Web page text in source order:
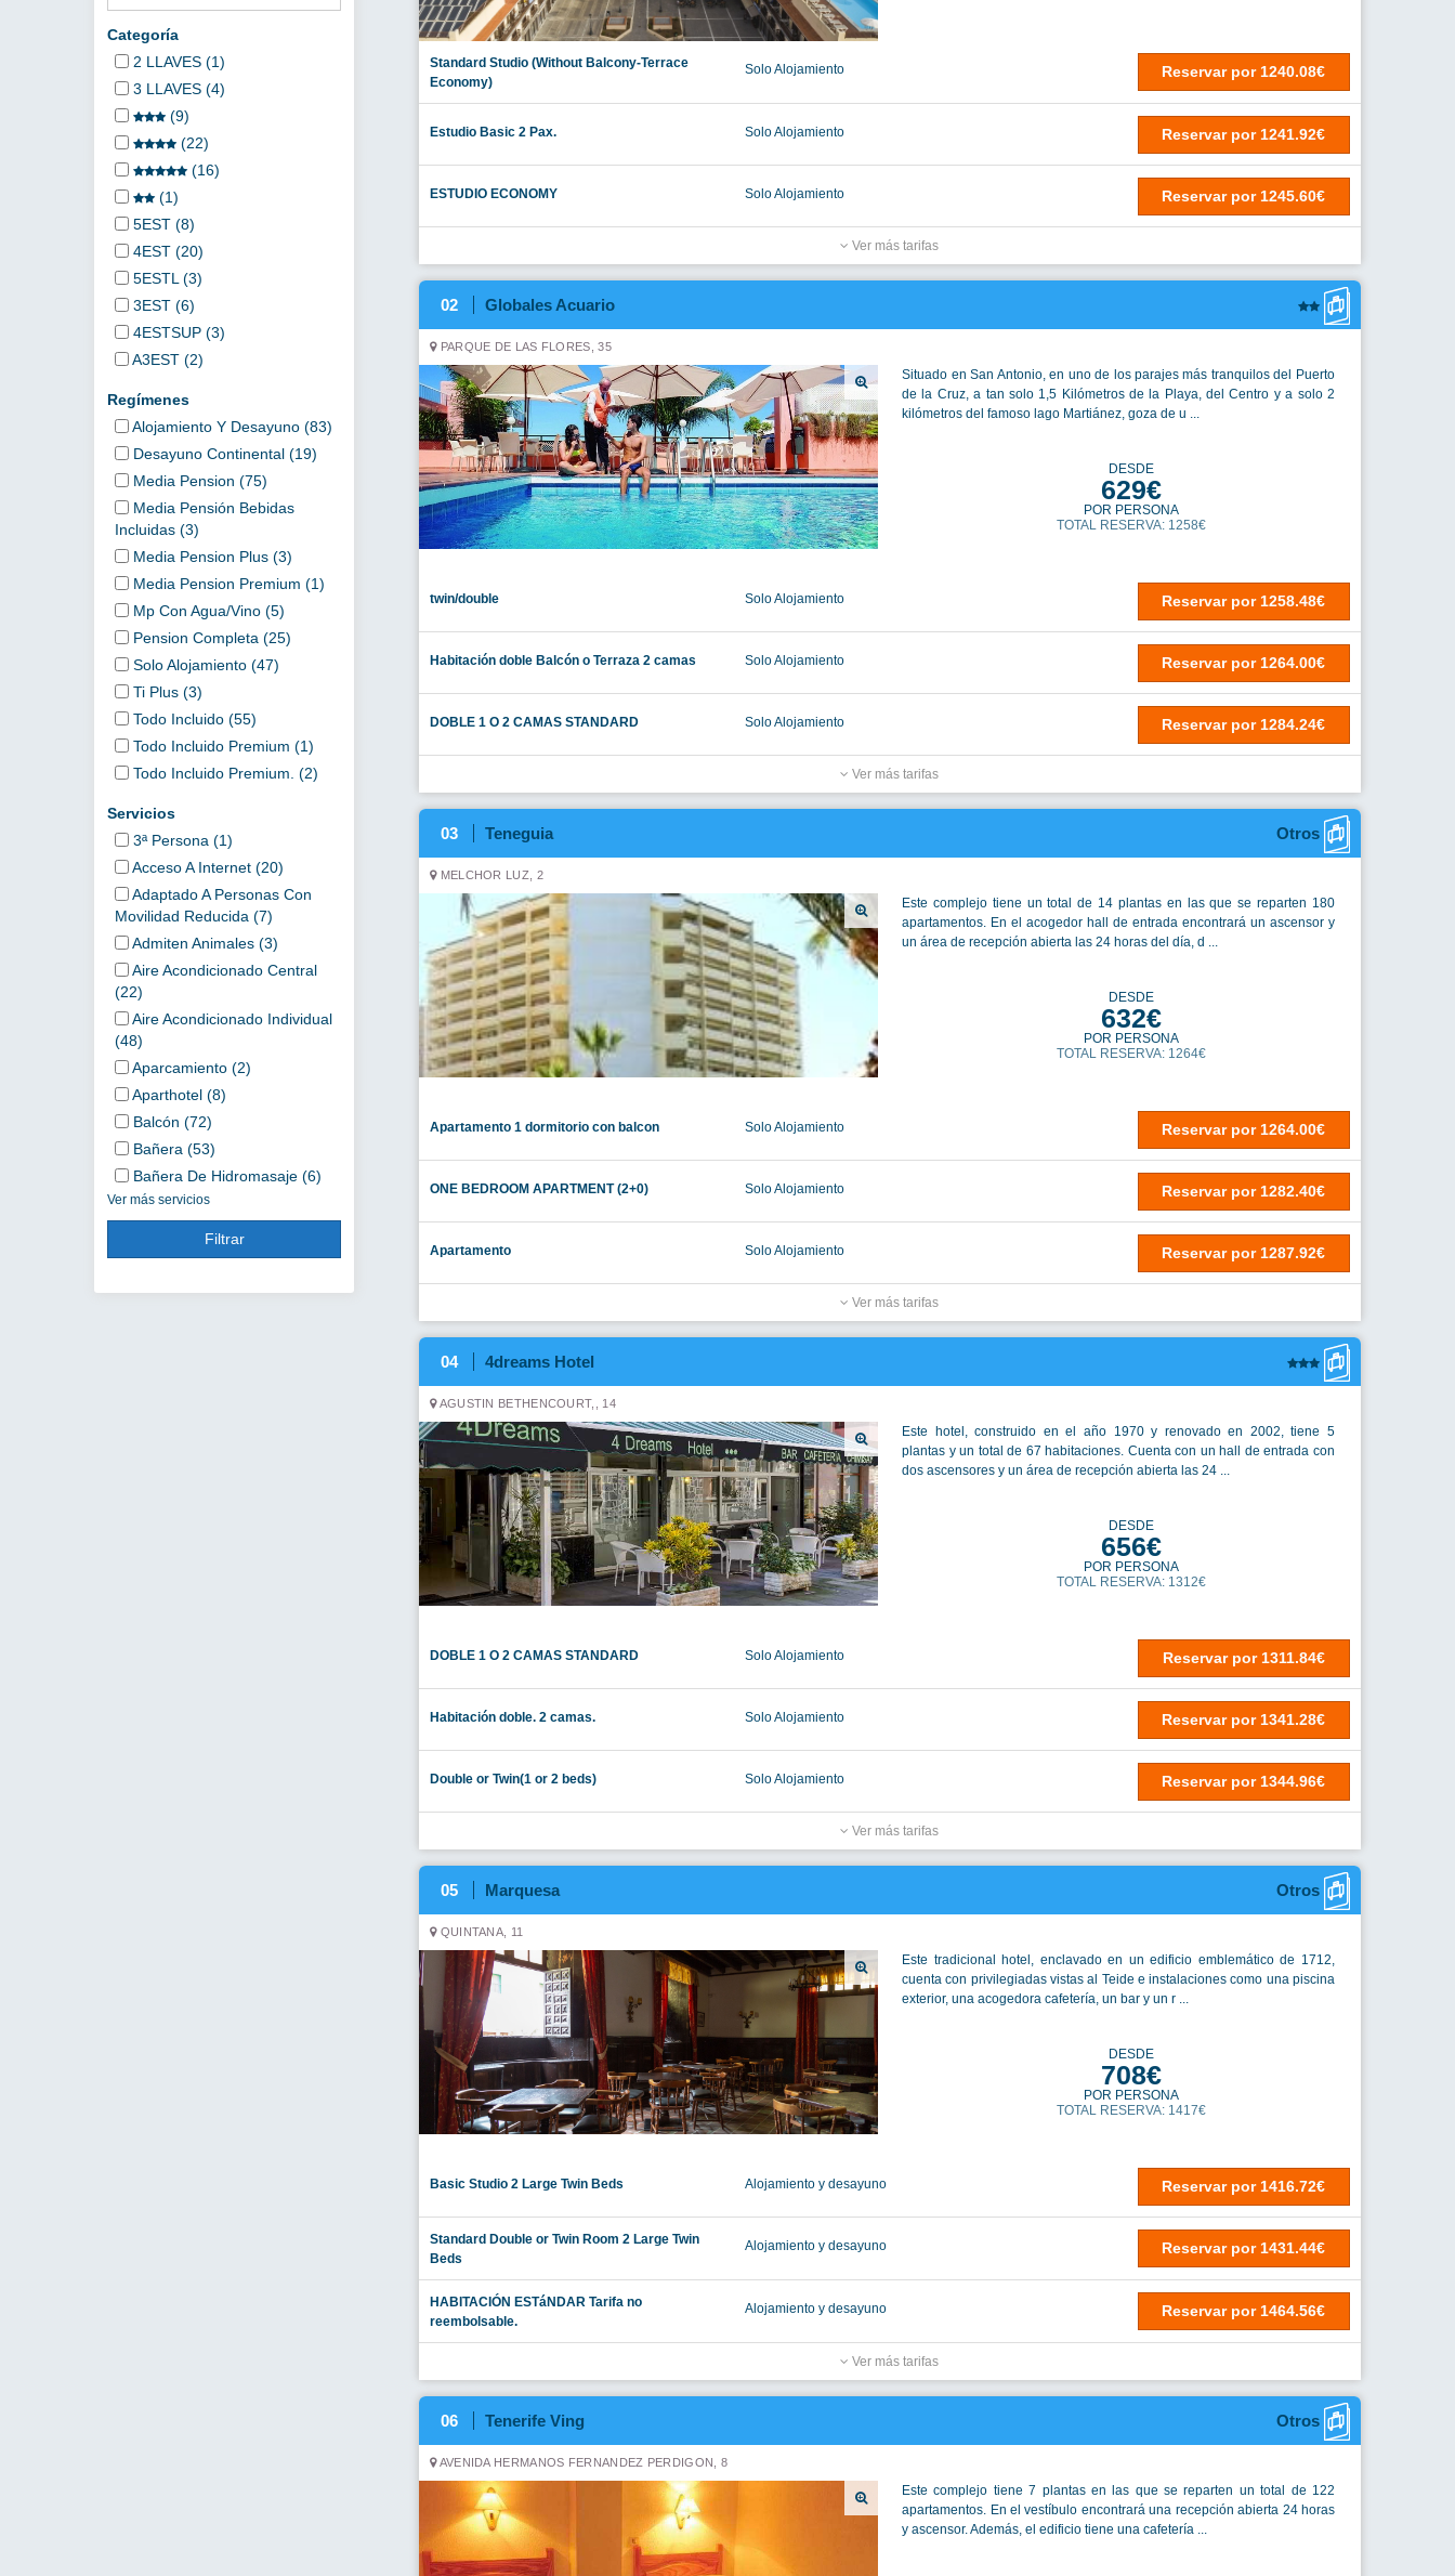
Categoría
2 LLAVES (1)
3 LLAVES (4)
(9)
(22)
(16)
(1)
5EST (8)
4EST (20)
5ESTL (3)
3EST (6)
4ESTSUP (3)
A3EST (2)
Regímenes
Alojamiento Y Desayuno (83)
Desayuno Continental (19)
Media Pension (75)
Media Pensión Bebidas
Incluidas (3)
Media Pension Plus (3)
Media Pension Premium (1)
Mp Con Agua/vino (5)
Pension Completa (25)
Solo Alojamiento (47)
Ti Plus (3)
Todo Incluido (55)
Todo Incluido Premium (1)
Todo Incluido Premium. (2)
Servicios
3ª Persona (1)
Acceso A Internet (20)
Adaptado A Personas Con
Movilidad Reducida (7)
Admiten Animales (3)
Aire Acondicionado Central
(22)
Aire Acondicionado Individual
(48)
Aparcamiento (2)
Aparthotel (8)
Balcón (72)
Bañera (53)
Bañera De Hidromasaje (6)
Ver más servicios
Filtrar
Standard Studio (Without Balcony-Terrace
Economy)
Solo Alojamiento Reservar por 1240.08€
Estudio Basic 2 Pax. Solo Alojamiento Reservar por 1241.92€
ESTUDIO ECONOMY Solo Alojamiento Reservar por 1245.60€
Ver más tarifas
02 Globales Acuario
PARQUE DE LAS FLORES, 35
Situado en San Antonio, en uno de los parajes más tranquilos del Puerto
de la Cruz, a tan solo 1,5 Kilómetros de la Playa, del Centro y a solo 2
kilómetros del famoso lago Martiánez, goza de u ...
DESDE
629€
POR PERSONA
TOTAL RESERVA: 1258€
twin/double Solo Alojamiento Reservar por 1258.48€
Habitación doble Balcón o Terraza 2 camas Solo Alojamiento Reservar por 1264.00€
DOBLE 1 O 2 CAMAS STANDARD Solo Alojamiento Reservar por 1284.24€
Ver más tarifas
03 Teneguia Otros
MELCHOR LUZ, 2
Este complejo tiene un total de 14 plantas en las que se reparten 180
apartamentos. En el acogedor hall de entrada encontrará un ascensor y
un área de recepción abierta las 24 horas del día, d ...
DESDE
632€
POR PERSONA
TOTAL RESERVA: 1264€
Apartamento 1 dormitorio con balcon Solo Alojamiento Reservar por 1264.00€
ONE BEDROOM APARTMENT (2+0) Solo Alojamiento Reservar por 1282.40€
Apartamento Solo Alojamiento Reservar por 1287.92€
Ver más tarifas
04 4dreams Hotel
AGUSTIN BETHENCOURT,, 14
Este hotel, construido en el año 1970 y renovado en 2002, tiene 5
plantas y un total de 67 habitaciones. Cuenta con un hall de entrada con
dos ascensores y un área de recepción abierta las 24 ...
DESDE
656€
POR PERSONA
TOTAL RESERVA: 1312€
DOBLE 1 O 2 CAMAS STANDARD Solo Alojamiento Reservar por 1311.84€
Habitación doble. 2 camas. Solo Alojamiento Reservar por 1341.28€
Double or Twin(1 or 2 beds) Solo Alojamiento Reservar por 1344.96€
Ver más tarifas
05 Marquesa Otros
QUINTANA, 11
Este tradicional hotel, enclavado en un edificio emblemático de 1712,
cuenta con privilegiadas vistas al Teide e instalaciones como una piscina
exterior, una acogedora cafetería, un bar y un r ...
DESDE
708€
POR PERSONA
TOTAL RESERVA: 1417€
Basic Studio 2 Large Twin Beds Alojamiento y desayuno Reservar por 1416.72€
Standard Double or Twin Room 2 Large Twin
Beds
Alojamiento y desayuno Reservar por 1431.44€
HABITACIÓN ESTáNDAR Tarifa no
reembolsable.
Alojamiento y desayuno Reservar por 1464.56€
Ver más tarifas
06 Tenerife Ving Otros
AVENIDA HERMANOS FERNANDEZ PERDIGON, 8
Este complejo tiene 7 plantas en las que se reparten un total de 122
apartamentos. En el vestíbulo encontrará una recepción abierta 24 horas
y ascensor. Además, el edificio tiene una cafetería ...